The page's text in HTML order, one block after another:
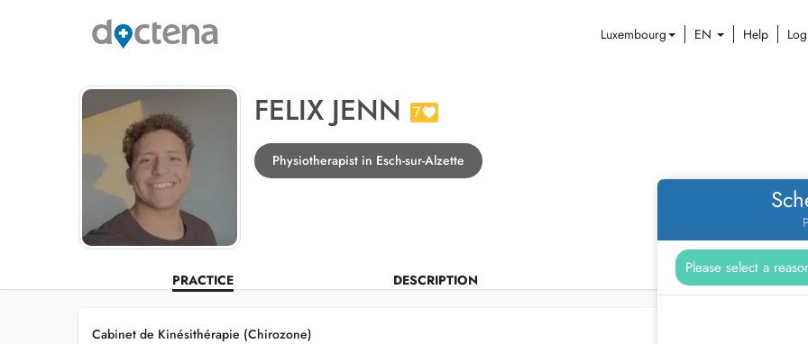
Luxembourg EN Help
FELIX JENN 7
Physiotherapist in Esch-sur-Alzette
PRACTICE DESCRIPTION
Cabinet de Kinésithérapie (Chirozone)